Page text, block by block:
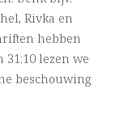
Rivka en
hebben
lezen we
beschouwing